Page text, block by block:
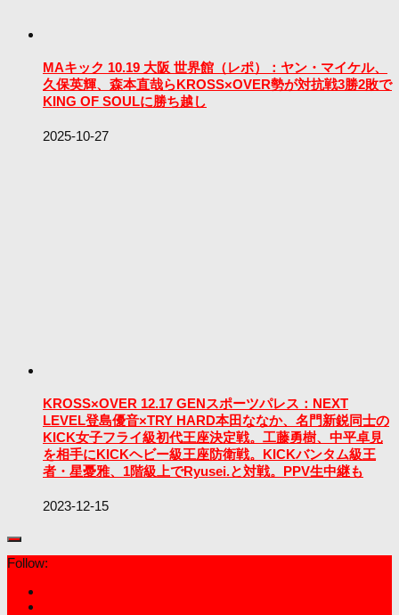
MAキック 10.19 大阪 世界館（レポ）：ヤン・マイケル、
久保英輝、森本直哉らKROSS×OVER勢が対抗戦3勝2敗で
KING OF SOULに勝ち越し
2025-10-27
KROSS×OVER 12.17 GENスポーツパレス：NEXT
LEVEL登島優音×TRY HARD本田ななか、名門新鋭同士の
KICK女子フライ級初代王座決定戦。工藤勇樹、中平卓見
を相手にKICKヘビー級王座防衛戦。KICKバンタム級王
者・星憂雅、1階級上でRyusei.と対戦。PPV生中継も
2023-12-15
Follow: